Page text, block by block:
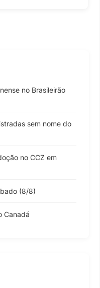
no Brasileirão
sem nome do
no CCZ em
(8/8)
Canadá